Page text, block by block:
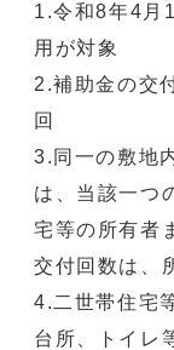
1.令和8年4月
用が対象
2.補助金の交
回
3.同一の敷地
は、当該一つ
宅等の所有者
交付回数は、
4.二世帯住宅
台所、トイレ